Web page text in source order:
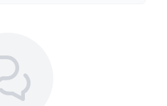
استمتع بتجربة لعب لا تُنسى مع